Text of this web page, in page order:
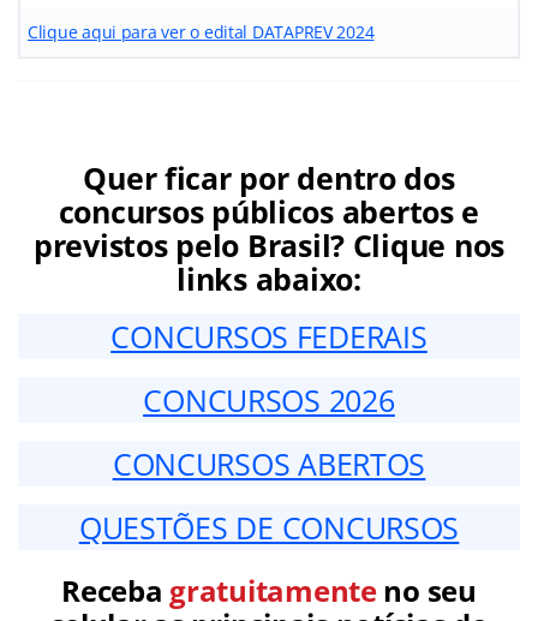
Clique aqui para ver o edital DATAPREV 2024
Quer ficar por dentro dos
concursos públicos abertos e
previstos pelo Brasil? Clique nos
links abaixo:
CONCURSOS FEDERAIS
CONCURSOS 2026
CONCURSOS ABERTOS
QUESTÕES DE CONCURSOS
Receba gratuitamenteno seu